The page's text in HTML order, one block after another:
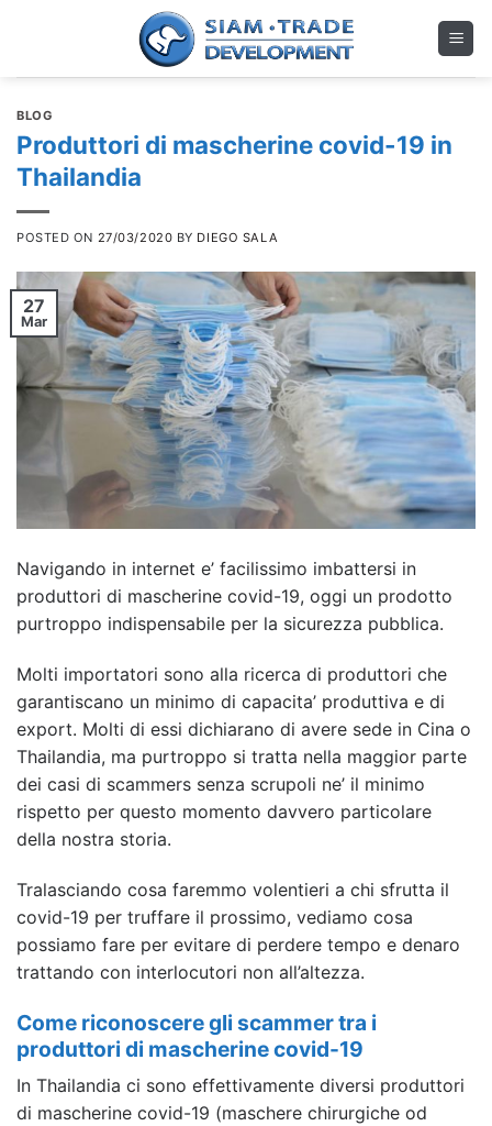
BLOG
Produttori di mascherine covid-19 in
Thailandia
POSTED ON 27/03/2020 BY DIEGO SALA
27
Mar
Navigando in internet e’ facilissimo imbattersi in
produttori di mascherine covid-19, oggi un prodotto
purtroppo indispensabile per la sicurezza pubblica.
Molti importatori sono alla ricerca di produttori che
garantiscano un minimo di capacita’ produttiva e di
export. Molti di essi dichiarano di avere sede in Cina o
Thailandia, ma purtroppo si tratta nella maggior parte
dei casi di scammers senza scrupoli ne’ il minimo
rispetto per questo momento davvero particolare
della nostra storia.
Tralasciando cosa faremmo volentieri a chi sfrutta il
covid-19 per truffare il prossimo, vediamo cosa
possiamo fare per evitare di perdere tempo e denaro
trattando con interlocutori non all’altezza.
Come riconoscere gli scammer tra i
produttori di mascherine covid-19
In Thailandia ci sono effettivamente diversi produttori
di mascherine covid-19 (maschere chirurgiche od